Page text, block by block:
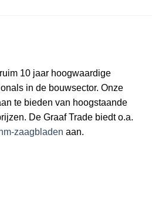
10 jaar hoogwaardige
in de bouwsector. Onze
te bieden van hoogstaande
De Graaf Trade biedt o.a.
hm-zaagbladen aan.